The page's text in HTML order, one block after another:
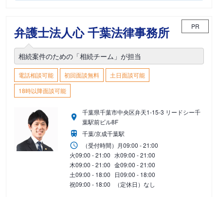
弁護士法人心 千葉法律事務所 PR
相続案件のための「相続チーム」が担当
電話相談可能 初回面談無料
土日面談可能
18時以降面談可能
千葉県千葉市中央区弁天1-15-3 リードシー千
葉駅前ビル8F
千葉/京成千葉駅
（受付時間） 月09:00 - 21:00
火09:00 - 21:00 水09:00 - 21:00
木09:00 - 21:00 金09:00 - 21:00
土09:00 - 18:00 日09:00 - 18:00
祝09:00 - 18:00 （定休日）なし